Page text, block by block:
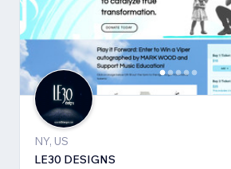
NY, US
LE30 DESIGNS